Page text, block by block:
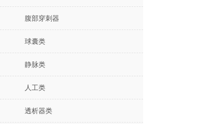
腹部穿刺器
球囊类
静脉类
人工类
透析器类